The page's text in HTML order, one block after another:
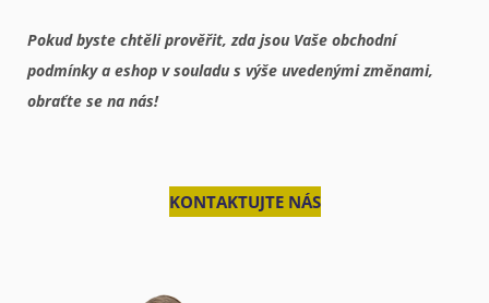
Pokud byste chtěli prověřit, zda jsou Vaše obchodní
podmínky a eshop v souladu s výše uvedenými změnami,
obraťte se na nás!
KONTAKTUJTE NÁS